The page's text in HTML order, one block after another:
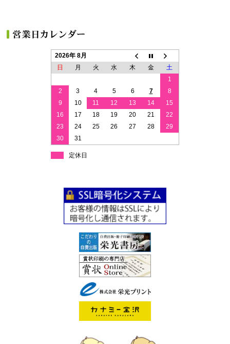
2026年 8月
日
月 火 水 木 金
土
1
2
3 4 5 6 7
8
9
10 11 12 13 14
15
16
17 18 19 20 21
22
23
24 25 26 27 28
29
30
31
定休日